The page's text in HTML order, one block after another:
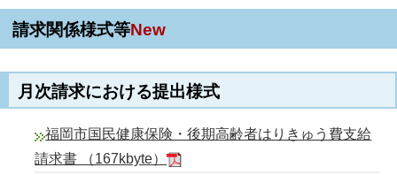
請求関係様式等New
月次請求における提出様式
福岡市国民健康保険・後期高齢者はりきゅう費支給
請求書 （167kbyte）